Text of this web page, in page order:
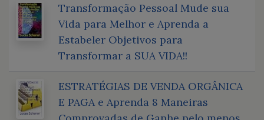
Transformação Pessoal Mude sua
Vida para Melhor e Aprenda a
Estabeler Objetivos para
Transformar a SUA VIDA!!
ESTRATÉGIAS DE VENDA ORGÂNICA
E PAGA e Aprenda 8 Maneiras